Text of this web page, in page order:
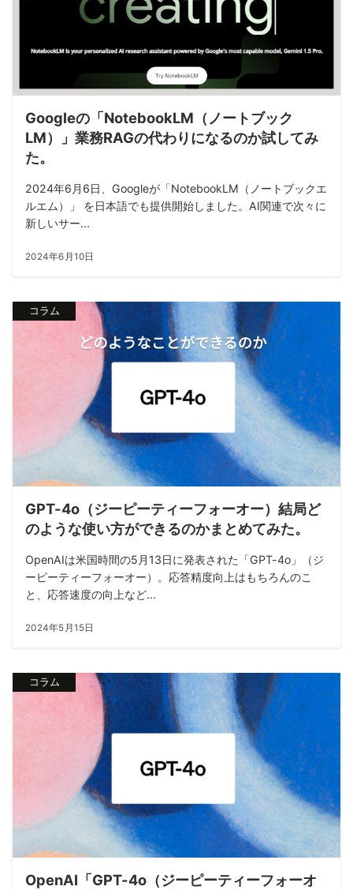
Googleの「NotebookLM（ノートブック
LM）」業務RAGの代わりになるのか試してみ
た。
2024年6月6日、Googleが「NotebookLM（ノートブックエ
ルエム）」 を日本語でも提供開始しました。AI関連で次々に
新しいサー...
2024年6月10日
コラム
GPT-4o（ジーピーティーフォーオー）結局ど
のような使い方ができるのかまとめてみた。
OpenAIは米国時間の5月13日に発表された「GPT-4o」（ジ
ーピーティーフォーオー）。応答精度向上はもちろんのこ
と、応答速度の向上など...
2024年5月15日
コラム
OpenAI「GPT-4o（ジーピーティーフォーオ